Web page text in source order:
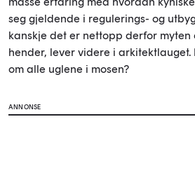
seg gjeldende i regulerings- og
kanskje det er nettopp derfor myten
hender, lever videre i arkitektlauget.
om alle uglene i mosen?
ANNONSE